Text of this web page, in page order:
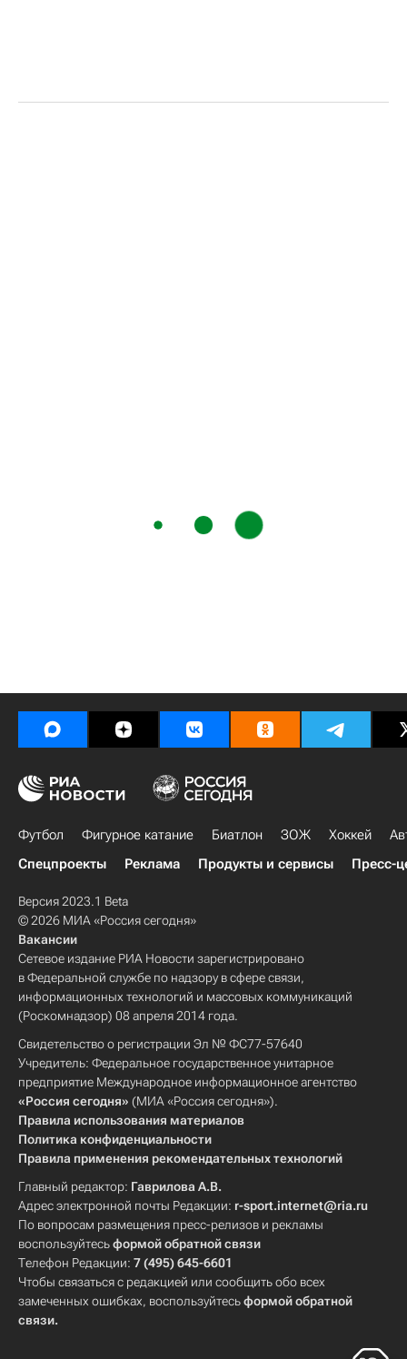
Футбол Фигурное катание Биатлон ЗОЖ Хоккей
Спецпроекты
Реклама Продукты и сервисы Пресс-
Версия 2023.1 Beta
© 2026 МИА «Россия сегодня»
Вакансии
Сетевое издание РИА Новости зарегистрировано
в Федеральной службе по надзору в сфере связи,
информационных технологий и массовых коммуникаций
(Роскомнадзор) 08 апреля 2014 года.
Свидетельство о регистрации Эл № ФС77-57640
Учредитель: Федеральное государственное унитарное
предприятие Международное информационное агентство
«Россия сегодня» (МИА «Россия сегодня»).
Правила использования материалов
Политика конфиденциальности
Правила применения рекомендательных технологий
Главный редактор: Гаврилова А.В.
Адрес электронной почты Редакции: r-sport.internet@ria.ru
По вопросам размещения пресс-релизов и рекламы
воспользуйтесьформой обратной связи
Телефон Редакции: 7 (495) 645-6601
Чтобы связаться с редакцией или сообщить обо всех
замеченных ошибках, воспользуйтесьформой обратной
связи.